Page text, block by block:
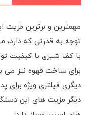
مهمترین و برترین مزیت
توجه به قدرتی که دارد،
با کف شیری با کیفیت
برای ساخت قهوه نیز می
دیگری فیلتری ویژه برای
دیگر مزیت های این